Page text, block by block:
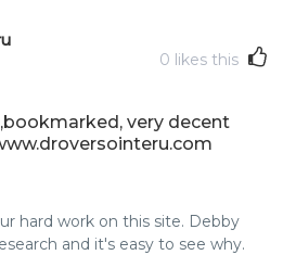
0 likes this
very decent
hard work on this site. Debby
and it's easy to see why.